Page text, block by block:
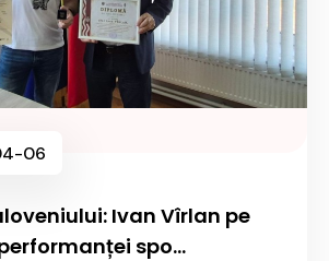
06
Ivan Vîrlan pe
spo...